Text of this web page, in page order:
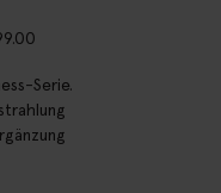
Serie.